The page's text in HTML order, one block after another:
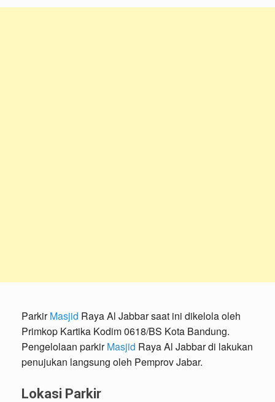
ParkirMasjid Raya Al Jabbar saat ini dikelola oleh
Primkop Kartika Kodim 0618/BS Kota Bandung.
Pengelolaan parkirMasjid Raya Al Jabbar di lakukan
penujukan langsung oleh Pemprov Jabar.
Lokasi Parkir